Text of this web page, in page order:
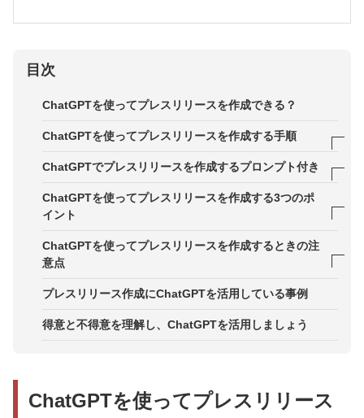
目次
ChatGPTを使ってプレスリリースを作成できる？
ChatGPTを使ってプレスリリースを作成する手順
STEP1．企画を立てる
STEP2．構成の作成
STEP4．原稿を改善し、仕上げる
ChatGPTでプレスリリースを作成するプロンプト付き
STEP1．企画を立てる
STEP4．原稿を改善し、仕上げる
ChatGPTを使ってプレスリリースを作成する3つのポ
イント
ポイント1．自社の背景情報を入力する
意識する
ポイント3．対話を通して改善していく
ChatGPTを使ってプレスリリースを作成するときの注
意点
注意点1．個人情報や機密情報は入力しない
注意点2．回答の根拠や裏付けは必ず自ら確認する
プレスリリース作成にChatGPTを活用している事例
得意と不得意を理解し、ChatGPTを活用しましょう
ChatGPTを使ってプレスリリース